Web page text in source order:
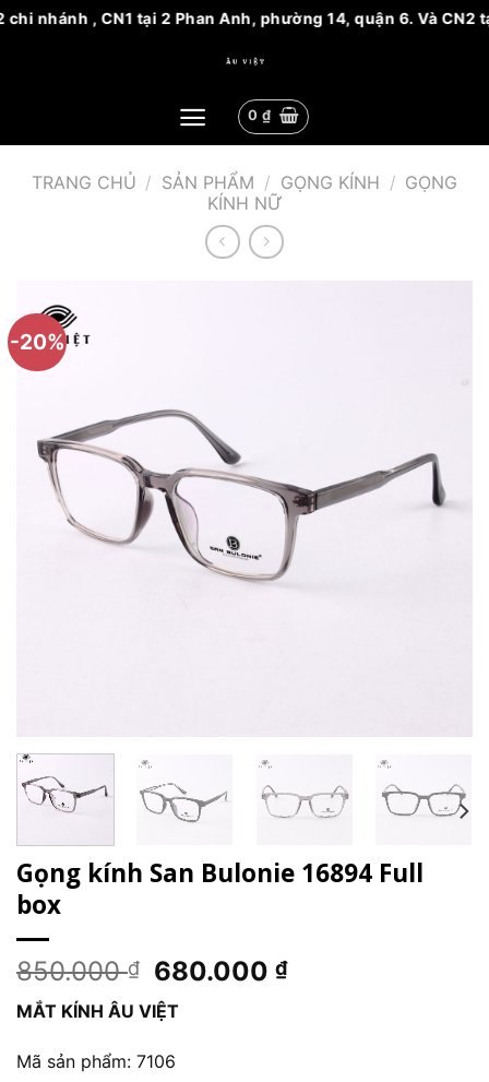
, CN1 tại 2 Phan Anh, phường 14, quận 6. Và CN2 tại
0 ₫
TRANG CHỦ / SẢN PHẨM / GỌNG KÍNH / GỌNG
KÍNH NỮ
-20%
Gọng kính San Bulonie 16894 Full
box
850.000₫
Giá
gốc
là:
850.000 ₫.
680.000₫Giá
MẮT KÍNH ÂU VIỆT
Mã sản phẩm: 7106